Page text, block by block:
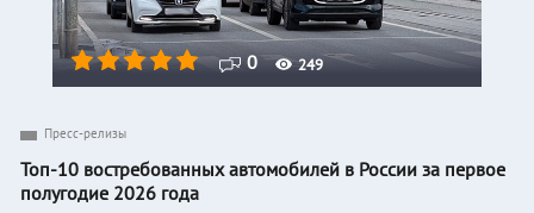
0 249
Пресс-релизы
Топ-10 востребованных автомобилей в России за первое
полугодие 2026 года